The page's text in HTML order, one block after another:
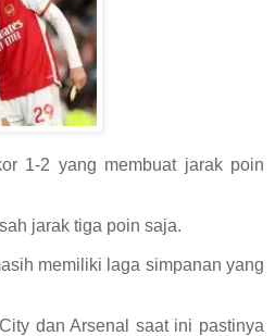
1-2 yang membuat jarak poin
jarak tiga poin saja.
memiliki laga simpanan yang
dan Arsenal saat ini pastinya